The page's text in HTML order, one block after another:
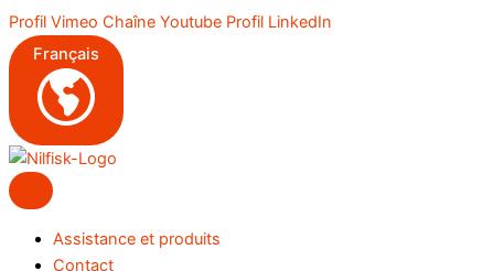
Aller
au
contenu
Profil Vimeo Chaîne Youtube Profil LinkedIn
Français
Assistance et produits
Contact